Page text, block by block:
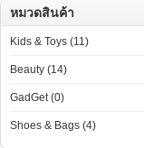
หมวดสินค้า
Kids & Toys (11)
Beauty (14)
GadGet (0)
Shoes & Bags (4)